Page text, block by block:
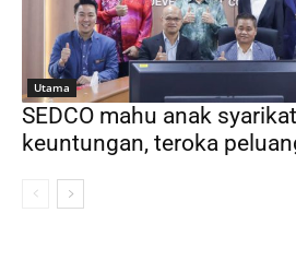
Utama
SEDCO mahu anak
keuntungan, teroka